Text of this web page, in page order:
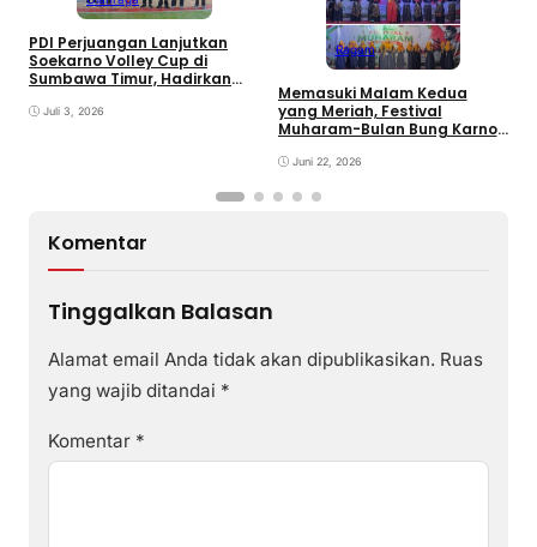
PDI Perjuangan Lanjutkan
Soekarno Volley Cup di
Sumbawa Timur, Hadirkan
Rakyat
Juli 3, 2026
Ragam
Memasuki Malam Kedua
yang Meriah, Festival
Muharam-Bulan Bung Karno
Pemajuan Kebudayaan
Juni 22, 2026
Komentar
Tinggalkan Balasan
Alamat email Anda tidak akan dipublikasikan. Ruas
yang wajib ditandai *
Komentar *